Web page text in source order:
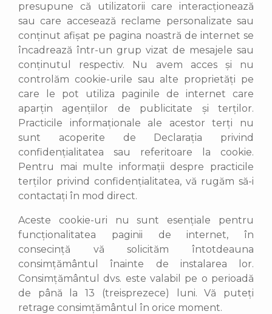
presupune că utilizatorii care interacționează
sau care accesează reclame personalizate sau
conținut afișat pe pagina noastră de internet se
încadrează într-un grup vizat de mesajele sau
conținutul respectiv. Nu avem acces și nu
controlăm cookie-urile sau alte proprietăți pe
care le pot utiliza paginile de internet care
aparțin agențiilor de publicitate și terților.
Practicile informaționale ale acestor terți nu
sunt acoperite de Declarația privind
confidențialitatea sau referitoare la cookie.
Pentru mai multe informații despre practicile
terților privind confidențialitatea, vă rugăm să-i
contactați în mod direct.
Aceste cookie-uri nu sunt esențiale pentru
funcționalitatea paginii de internet, în
consecință vă solicităm întotdeauna
consimțământul înainte de instalarea lor.
Consimțământul dvs. este valabil pe o perioadă
de până la 13 (treisprezece) luni. Vă puteți
retrage consimțământul în orice moment.